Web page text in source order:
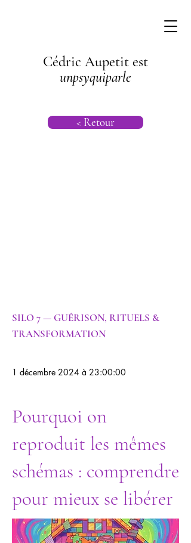
Cédric Aupetit est
unpsyquiparle
< Retour
SILO 7 — GUÉRISON, RITUELS &
TRANSFORMATION
1 décembre 2024 à 23:00:00
Pourquoi on
reproduit les mêmes
schémas : comprendre
pour mieux se libérer